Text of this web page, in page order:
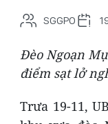
SGGPO
Đèo Ngoạn
điểm sạt lở
Trưa 19-11,